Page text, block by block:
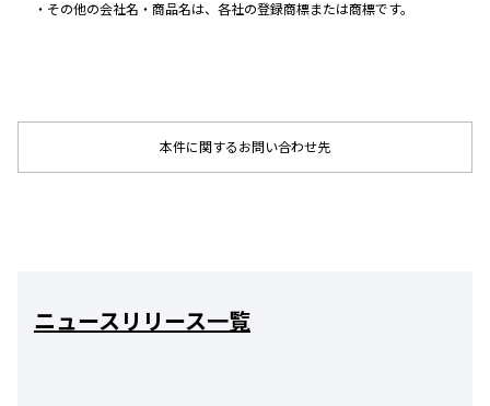
・その他の会社名・商品名は、各社の登録商標または商標です。
本件に関するお問い合わせ先
ニュースリリース一覧